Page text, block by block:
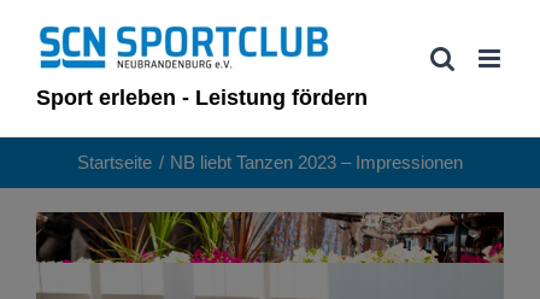
Inhalt
springenSport erleben - Leistung fördern
Startseite NB liebt Tanzen 2023 – Impressionen